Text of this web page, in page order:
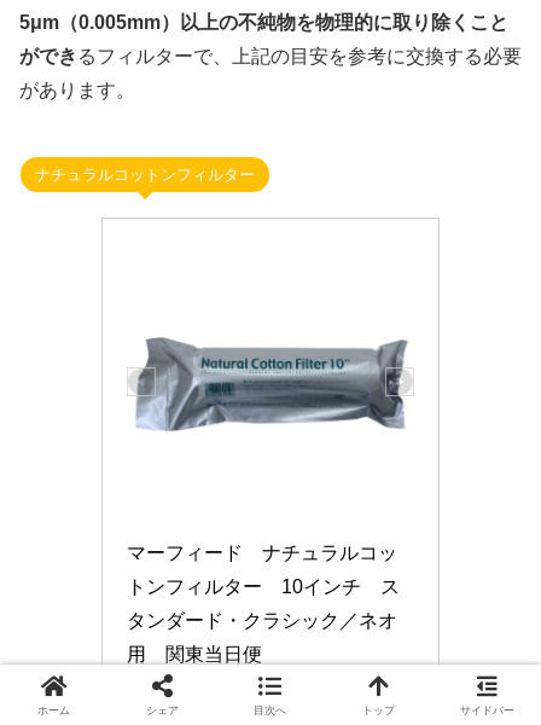
5μm（0.005mm）以上の不純物を物理的に取り除くこと
ができ るフィルターで、上記の目安を参考に交換する必要
があります。
ナチュラルコットンフィルター
マーフィード　ナチュラルコッ
トンフィルター　10インチ　ス
タンダード・クラシック／ネオ
用　関東当日便
楽天市場で見る
ホーム シェア 目次へ トップ サイドバー